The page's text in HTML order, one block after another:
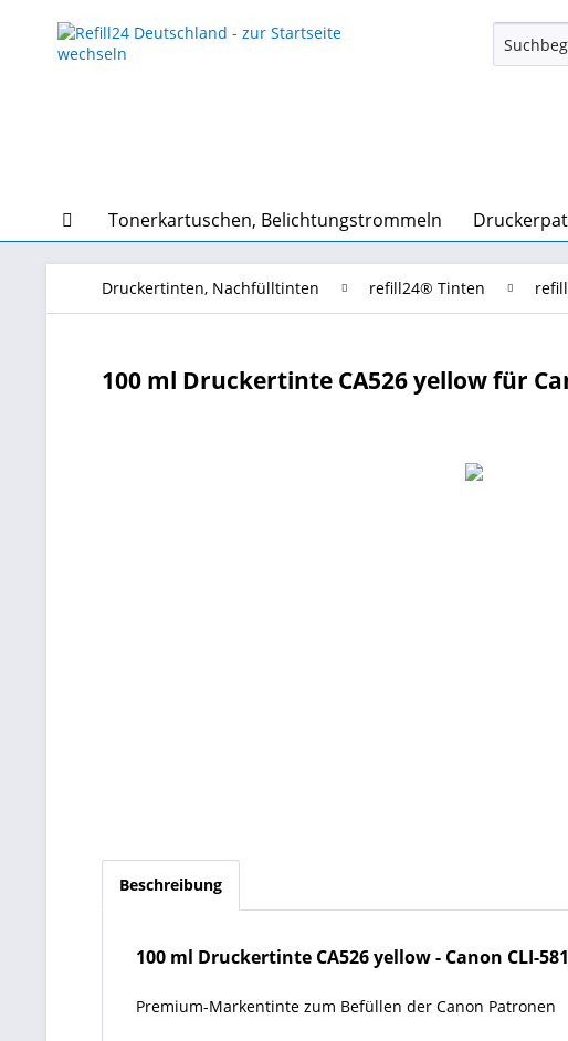
Tonerkartuschen, Belichtungstrommeln
Druckertinten, Nachfülltinten refill24® Tinten
100 ml Druckertinte CA526 yellow für
Beschreibung
100 ml Druckertinte CA526 yellow - Canon CLI-
Premium-Markentinte zum Befüllen der Canon Patronen